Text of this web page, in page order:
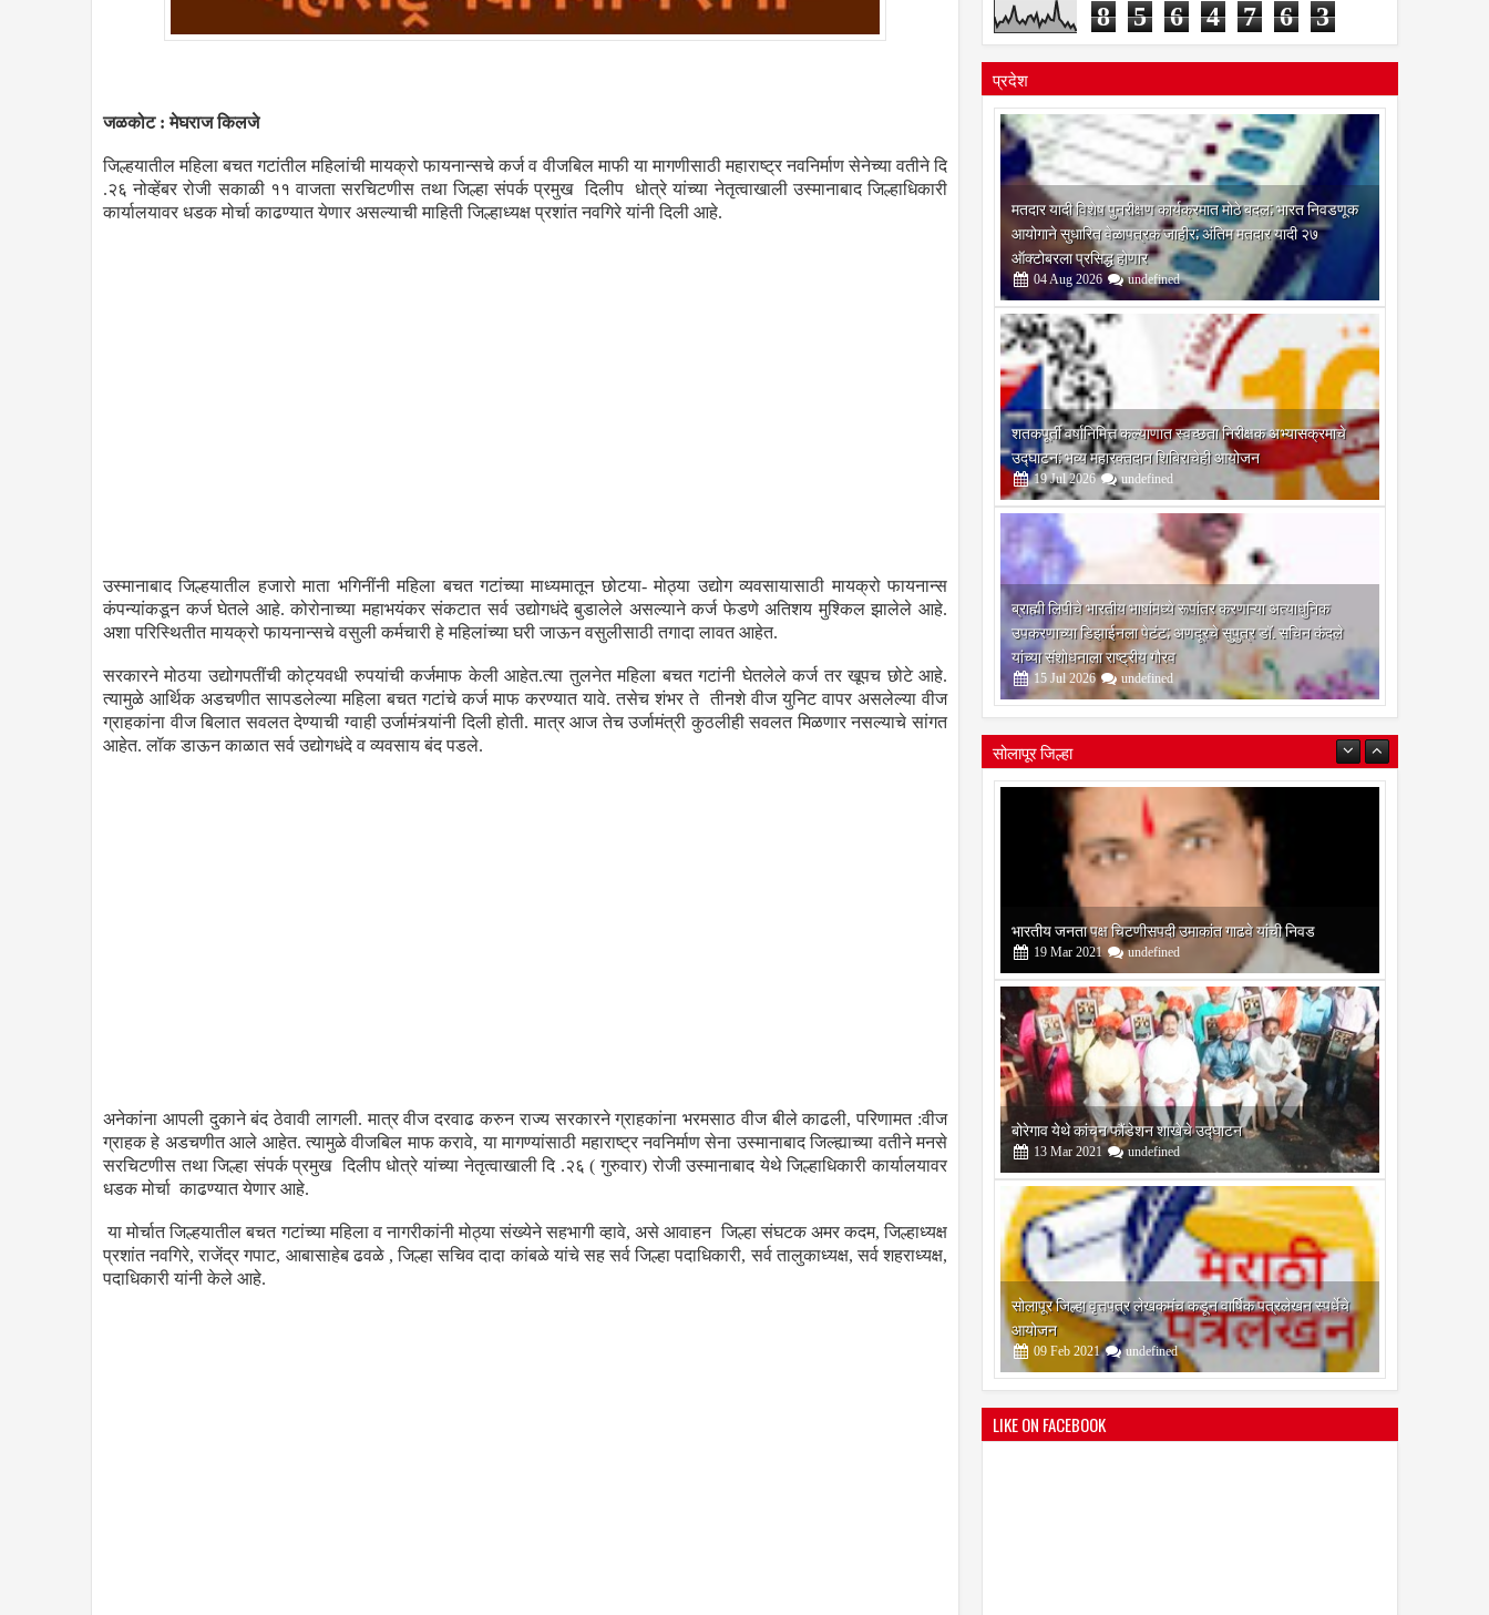
जळकोट : मेघराज किलजे
जिल्हयातील महिला बचत गटांतील महिलांची मायक्रो फायनान्सचे कर्ज व वीजबिल माफी या मागणीसाठी महाराष्ट्र नवनिर्माण सेनेच्या वतीने दि
.२६ नोव्हेंबर रोजी सकाळी ११ वाजता सरचिटणीस तथा जिल्हा संपर्क प्रमुख दिलीप धोत्रे यांच्या नेतृत्वाखाली उस्मानाबाद जिल्हाधिकारी
कार्यालयावर धडक मोर्चा काढण्यात येणार असल्याची माहिती जिल्हाध्यक्ष प्रशांत नवगिरे यांनी दिली आहे.
उस्मानाबाद जिल्हयातील हजारो माता भगिनींनी महिला बचत गटांच्या माध्यमातून छोटया- मोठ्या उद्योग व्यवसायासाठी मायक्रो फायनान्स
कंपन्यांकडून कर्ज घेतले आहे. कोरोनाच्या महाभयंकर संकटात सर्व उद्योगधंदे बुडालेले असल्याने कर्ज फेडणे अतिशय मुश्किल झालेले आहे.
अशा परिस्थितीत मायक्रो फायनान्सचे वसुली कर्मचारी हे महिलांच्या घरी जाऊन वसुलीसाठी तगादा लावत आहेत.
सरकारने मोठया उद्योगपतींची कोट्यवधी रुपयांची कर्जमाफ केली आहेत.त्या तुलनेत महिला बचत गटांनी घेतलेले कर्ज तर खूपच छोटे आहे.
त्यामुळे आर्थिक अडचणीत सापडलेल्या महिला बचत गटांचे कर्ज माफ करण्यात यावे. तसेच शंभर ते तीनशे वीज युनिट वापर असलेल्या वीज
ग्राहकांना वीज बिलात सवलत देण्याची ग्वाही उर्जामंत्र्यांनी दिली होती. मात्र आज तेच उर्जामंत्री कुठलीही सवलत मिळणार नसल्याचे सांगत
आहेत. लॉक डाऊन काळात सर्व उद्योगधंदे व व्यवसाय बंद पडले.
अनेकांना आपली दुकाने बंद ठेवावी लागली. मात्र वीज दरवाढ करुन राज्य सरकारने ग्राहकांना भरमसाठ वीज बीले काढली, परिणामत :वीज
ग्राहक हे अडचणीत आले आहेत. त्यामुळे वीजबिल माफ करावे, या मागण्यांसाठी महाराष्ट्र नवनिर्माण सेना उस्मानाबाद जिल्ह्याच्या वतीने मनसे
सरचिटणीस तथा जिल्हा संपर्क प्रमुख दिलीप धोत्रे यांच्या नेतृत्वाखाली दि .२६ ( गुरुवार) रोजी उस्मानाबाद येथे जिल्हाधिकारी कार्यालयावर
धडक मोर्चा काढण्यात येणार आहे.
या मोर्चात जिल्हयातील बचत गटांच्या महिला व नागरीकांनी मोठ्या संख्येने सहभागी व्हावे, असे आवाहन जिल्हा संघटक अमर कदम, जिल्हाध्यक्ष
प्रशांत नवगिरे, राजेंद्र गपाट, आबासाहेब ढवळे , जिल्हा सचिव दादा कांबळे यांचे सह सर्व जिल्हा पदाधिकारी, सर्व तालुकाध्यक्ष, सर्व शहराध्यक्ष,
पदाधिकारी यांनी केले आहे.
8 5 6 4 7 6 3
प्रदेश
मतदार यादी विशेष पुनरीक्षण कार्यक्रमात मोठे बदल; भारत निवडणूक
आयोगाने सुधारित वेळापत्रक जाहीर; अंतिम मतदार यादी २७
ऑक्टोबरला प्रसिद्ध होणार
04 Aug 2026 undefined
शतकपूर्ती वर्षानिमित्त कल्याणात स्वच्छता निरीक्षक अभ्यासक्रमाचे
उद्घाटन; भव्य महारक्तदान शिबिराचेही आयोजन
19 Jul 2026 undefined
ब्राह्मी लिपीचे भारतीय भाषांमध्ये रूपांतर करणाऱ्या अत्याधुनिक
उपकरणाच्या डिझाईनला पेटंट; अणदूरचे सुपुत्र डॉ. सचिन कंदले
यांच्या संशोधनाला राष्ट्रीय गौरव
15 Jul 2026 undefined
सोलापूर जिल्हा
बोरेगाव येथे कांचन फौंडेशन शाखेचे उद्घाटन
13 Mar 2021 undefined
सोलापूर जिल्हा वृत्तपत्र लेखकमंच कडून वार्षिक पत्रलेखन स्पर्धेचे
आयोजन
09 Feb 2021 undefined
श्री मल्लिकार्जुन प्रशालेकडून उमाकांत गाढवे यांचा सत्कार
25 Mar 2021 undefined
LIKE ON FACEBOOK